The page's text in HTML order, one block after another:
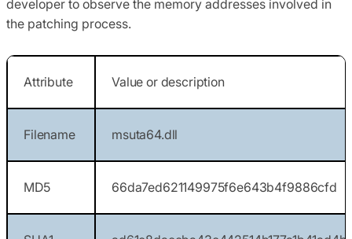
developer to observe the memory addresses involved in
the patching process.
Attribute Value or description
Filename msuta64.dll
MD5 66da7ed621149975f6e643b4f9886cfd